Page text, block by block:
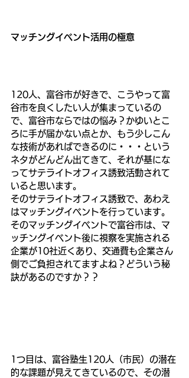
マッチングイベント活用の極意
120人、富谷市が好きで、こうやって富
谷市を良くしたい人が集まっているの
で、富谷市ならではの悩み？かゆいとこ
ろに手が届かない点とか、もう少しこん
な技術があればできるのに・・・という
ネタがどんどん出てきて、それが基にな
ってサテライトオフィス誘致活動されて
いると思います。
そのサテライトオフィス誘致で、あわえ
はマッチングイベントを行っています。
そのマッチングイベントで富谷市は、マ
ッチングイベント後に視察を実施される
企業が10社近くあり、交通費も企業さん
側でご負担されてますよね？どういう秘
訣があるのですか？？
1つ目は、富谷塾生120人（市民）の潜在
的な課題が見えてきているので、その潜